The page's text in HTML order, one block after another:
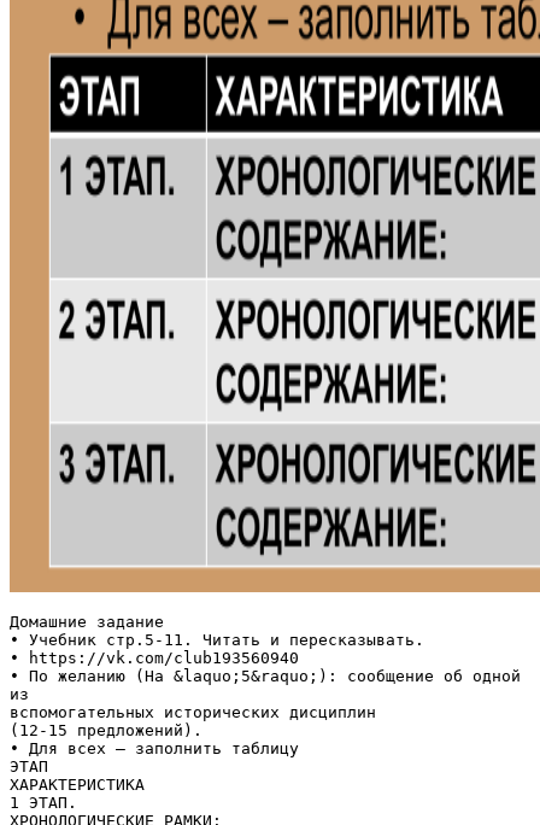
Домашние задание
• Учебник стр.5-11. Читать и пересказывать.
• https://vk.com/club193560940
• По желанию (На &laquo;5&raquo;): сообщение об одной
из
вспомогательных исторических дисциплин
(12-15 предложений).
• Для всех – заполнить таблицу
ЭТАП
ХАРАКТЕРИСТИКА
1 ЭТАП.
ХРОНОЛОГИЧЕСКИЕ РАМКИ: